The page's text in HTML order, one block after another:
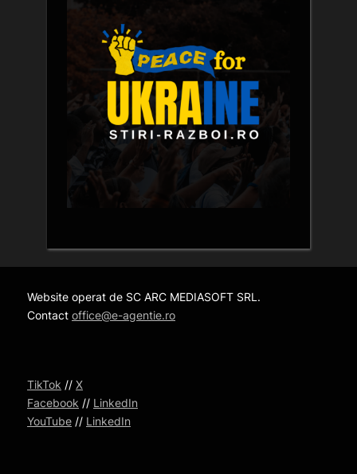
Website operat de SC ARC MEDIASOFT SRL.
Contact office@e-agentie.ro
TikTok // X
Facebook // LinkedIn
YouTube // LinkedIn